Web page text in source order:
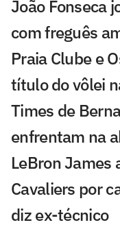
João Fonseca
com freguês
Praia Clube e
título do vôlei
Times de
enfrentam na
LeBron James
Cavaliers por
diz ex-técnico